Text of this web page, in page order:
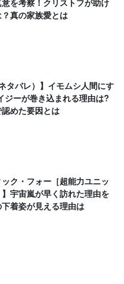
真の家族愛とは
タバレ）】イモムシ人間にす
ジーが巻き込まれる理由は?
めた要因とは
ック・フォー［超能力ユニッ
】宇宙嵐が早く訪れた理由を
着姿が見える理由は